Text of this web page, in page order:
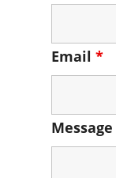
Email *
Message